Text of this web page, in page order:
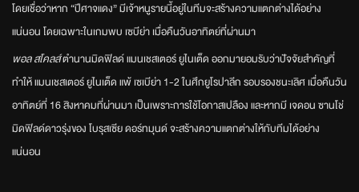
โดยเชื่อว่าหาก “ปีศาจแดง” มีเจ้าหนูรายนี้อยู่ในทีมจะสร้างความแตกต่างได้อย่าง
แน่นอน โดยเฉพาะในเกมพบ เซบีย่า เมื่อคืนวันอาทิตย์ที่ผ่านมา
พอล สโคลส์ตำนานมิดฟิลด์ แมนเชสเตอร์ ยูไนเต็ด ออกมายอมรับว่าปัจจัยสำคัญที่
ทำให้ แมนเชสเตอร์ ยูไนเต็ด แพ้ เซเบีย่า 1-2 ในศึกยูโรปาลีก รอบรองชนะเลิศ เมื่อคืนวัน
อาทิตย์ที่ 16 สิงหาคมที่ผ่านมา เป็นเพราะการใช้โอกาสเปลือง และหากมี เจดอน ซานโช่
มิดฟิลด์ดาวรุ่งของ โบรุสเซีย ดอร์ทมุนด์ จะสร้างความแตกต่างให้กับทีมได้อย่าง
แน่นอน